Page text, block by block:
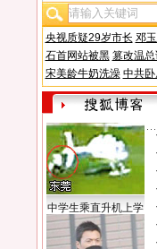
央视质疑29岁市长 邓
石首网站被黑 篡改温
宋美龄牛奶洗澡 中共
中学生乘直升机上学
·
·
·
·
·
·
·